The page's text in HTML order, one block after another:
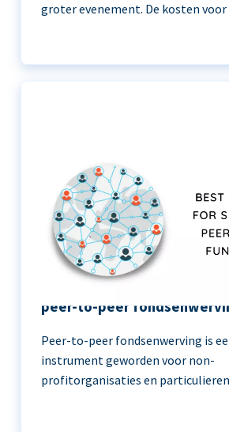
groter evenement. De kosten voor
11 beste praktijken voor
peer-to-peer
Peer-to-peer fondsenwerving is
instrument geworden voor non-
profitorganisaties en